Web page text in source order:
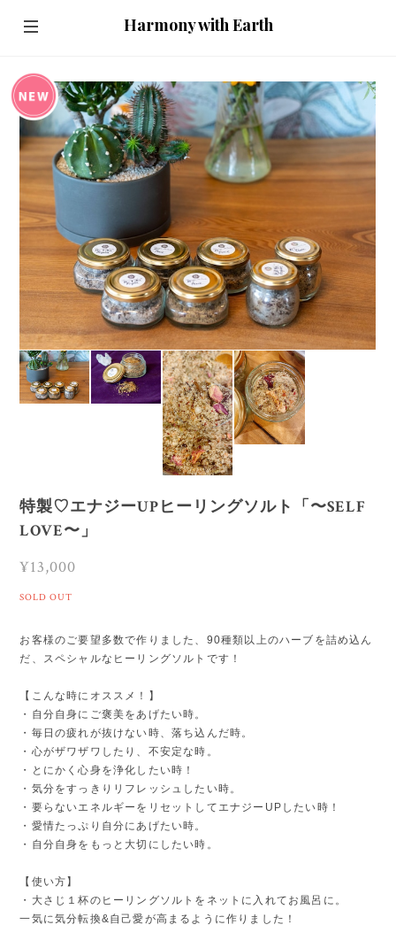
Harmony with Earth
特製♡エナジーUPヒーリングソルト「〜SELF
LOVE〜」
¥13,000
SOLD OUT
お客様のご要望多数で作りました、90種類以上のハーブを詰め込ん
だ、スペシャルなヒーリングソルトです！
【こんな時にオススメ！】
・自分自身にご褒美をあげたい時。
・毎日の疲れが抜けない時、落ち込んだ時。
・心がザワザワしたり、不安定な時。
・とにかく心身を浄化したい時！
・気分をすっきりリフレッシュしたい時。
・要らないエネルギーをリセットしてエナジーUPしたい時！
・愛情たっぷり自分にあげたい時。
・自分自身をもっと大切にしたい時。
【使い方】
・大さじ１杯のヒーリングソルトをネットに入れてお風呂に。
一気に気分転換&自己愛が高まるように作りました！